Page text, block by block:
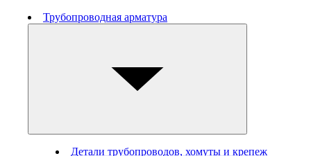
Трубопроводная арматура
Детали трубопроводов, хомуты и крепеж